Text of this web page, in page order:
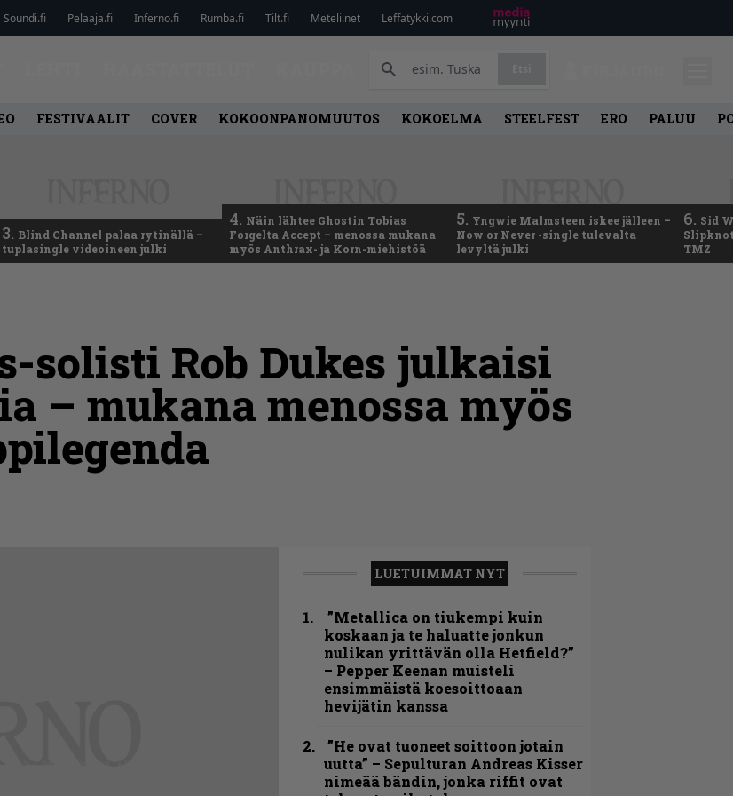
Soundi.fi Pelaaja.fi Inferno.fi Rumba.fi Tilt.fi Meteli.net Leffatykki.com
FESTIVAALIT COVER KOKOONPANOMUUTOS KOKOELMA STEELFEST ERO PALUU
3. Blind Channel palaa rytinällä –
tuplasingle videoineen julki
4. Näin lähtee Ghostin Tobias
Forgelta Accept – menossa mukana
myös Anthrax- ja Korn-miehistöä
5. Yngwie Malmsteen iskee jälleen –
Now or Never -single tulevalta
levyltä julki
6. Sid
TMZ
solisti Rob Dukes julkaisi
– mukana menossa myös
LUETUIMMAT NYT
”Metallica on tiukempi kuin
koskaan ja te haluatte jonkun
nulikan yrittävän olla Hetfield?”
– Pepper Keenan muisteli
ensimmäistä koesoittoaan
hevijätin kanssa
”He ovat tuoneet soittoon jotain
uutta” – Sepulturan Andreas Kisser
nimeää bändin, jonka riffit ovat